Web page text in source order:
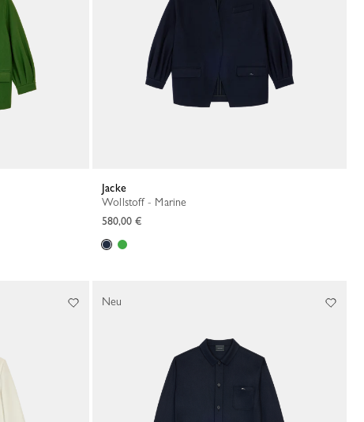
Jacke
Wollstoff - Marine
580,00 €
Neu